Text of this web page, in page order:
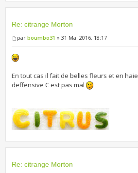
Re: citrange Morton
parboumbo31 » 31 Mai 2016, 18:17
En tout cas il fait de belles fleurs et en haie
deffensive C est pas mal
Re: citrange Morton